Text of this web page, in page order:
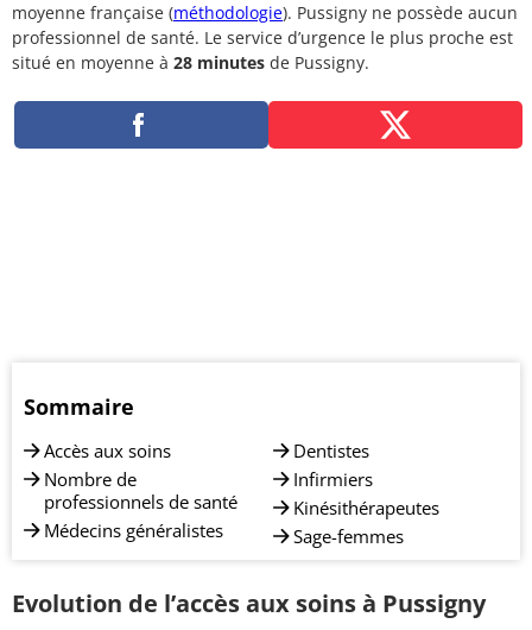
moyenne française (méthodologie). Pussigny ne possède aucun
professionnel de santé. Le service d’urgence le plus proche est
situé en moyenne à 28 minutes de Pussigny.
Sommaire
Accès aux soins
Nombre de
professionnels de santé
Médecins généralistes
Dentistes
Infirmiers
Kinésithérapeutes
Sage-femmes
Evolution de l’accès aux soins à Pussigny